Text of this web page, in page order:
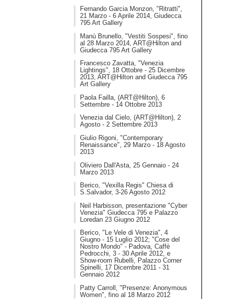
Fernando Garcia Monzon, "Ritratti",
21 Marzo - 6 Aprile 2014, Giudecca
795 Art Gallery
Manù Brunello, "Vestiti Sospesi", fino
al 28 Marzo 2014, ART@Hilton and
Giudecca 795 Art Gallery
Francesco Zavatta, "Venezia
Lightings", 18 Ottobre - 25 Dicembre
2013, ART@Hilton and Giudecca 795
Art Gallery
Paola Failla, (ART@Hilton), 6
Settembre - 14 Ottobre 2013
Venezia dal Cielo, (ART@Hilton), 2
Agosto - 2 Settembre 2013
Giulio Rigoni, "Contemporary
Renaissance", 29 Marzo - 18 Agosto
2013
Oliviero Dall'Asta, 25 Gennaio - 24
Marzo 2013
Berico, "Vexilla Regis" Chiesa di
S.Salvador, 3-26 Agosto 2012
Neil Harbisson, presentazione "Cyber
Venezia" Giudecca 795 e Palazzo
Loredan 23 Giugno 2012
Berico, "Le Vele di Venezia", 4
Giugno - 15 Luglio 2012; "Cose del
Nostro Mondo" - Padova, Caffè
Pedrocchi, 3 - 30 Aprile 2012, e
Show-room Rubelli, Palazzo Corner
Spinelli, 17 Dicembre 2011 - 31
Gennaio 2012
Patty Carroll, "Presenze: Anonymous
Women", fino al 18 Marzo 2012